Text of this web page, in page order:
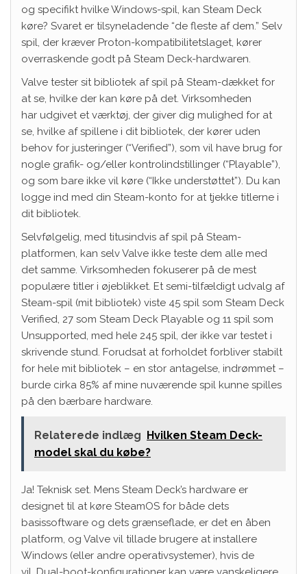
og specifikt hvilke Windows-spil, kan Steam Deck
køre? Svaret er tilsyneladende “de fleste af dem.” Selv
spil, der kræver Proton-kompatibilitetslaget, kører
overraskende godt på Steam Deck-hardwaren.
Valve tester sit bibliotek af spil på Steam-dækket for
at se, hvilke der kan køre på det. Virksomheden
har udgivet et værktøj, der giver dig mulighed for at
se, hvilke af spillene i dit bibliotek, der kører uden
behov for justeringer (“Verified”), som vil have brug for
nogle grafik- og/eller kontrolindstillinger (“Playable”),
og som bare ikke vil køre (“Ikke understøttet”). Du kan
logge ind med din Steam-konto for at tjekke titlerne i
dit bibliotek.
Selvfølgelig, med titusindvis af spil på Steam-
platformen, kan selv Valve ikke teste dem alle med
det samme. Virksomheden fokuserer på de mest
populære titler i øjeblikket. Et semi-tilfældigt udvalg af
Steam-spil (mit bibliotek) viste 45 spil som Steam Deck
Verified, 27 som Steam Deck Playable og 11 spil som
Unsupported, med hele 245 spil, der ikke var testet i
skrivende stund. Forudsat at forholdet forbliver stabilt
for hele mit bibliotek – en stor antagelse, indrømmet –
burde cirka 85% af mine nuværende spil kunne spilles
på den bærbare hardware.
Relaterede indlæg Hvilken Steam Deck-
model skal du købe?
Ja! Teknisk set. Mens Steam Deck’s hardware er
designet til at køre SteamOS for både dets
basissoftware og dets grænseflade, er det en åben
platform, og Valve vil tillade brugere at installere
Windows (eller andre operativsystemer), hvis de